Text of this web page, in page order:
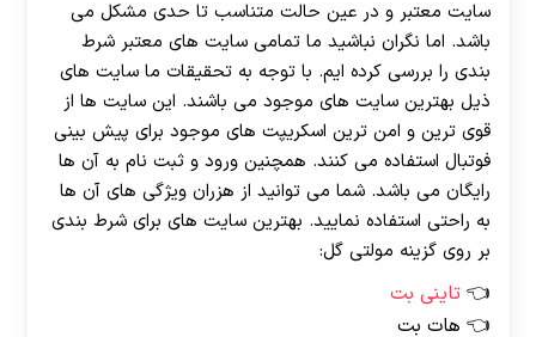
سایت معتبر و در عین حالت متناسب تا حدی مشکل می
باشد. اما نگران نباشید ما تمامی سایت های معتبر شرط
بندی را بررسی کرده ایم. با توجه به تحقیقات ما سایت های
ذیل بهترین سایت های موجود می باشند. این سایت ها از
قوی ترین و امن ترین اسکریپت های موجود برای پیش بینی
فوتبال استفاده می کنند. همچنین ورود و ثبت نام به آن ها
رایگان می باشد. شما می توانید از هزران ویژگی های آن ها
به راحتی استفاده نمایید. بهترین سایت های برای شرط بندی
بر روی گزینه مولتی گل:
تاینی بت
هات بت